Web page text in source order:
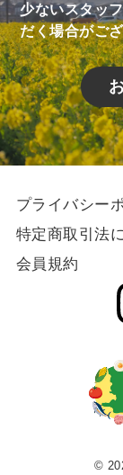
少ないスタッ
だく場合がご
プライバシー
特定商取引法
会員規約
©︎